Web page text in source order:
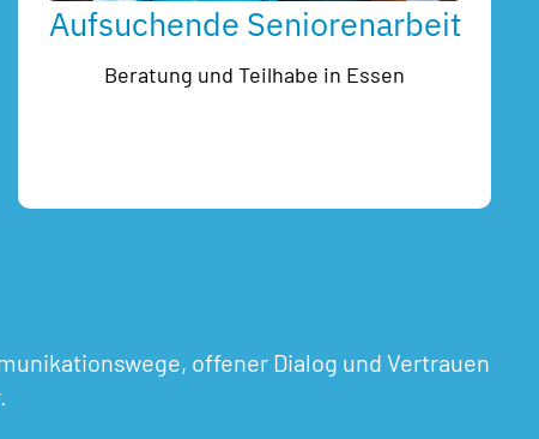
Aufsuchende Seniorenarbeit
Beratung und Teilhabe in Essen
offener Dialog und Vertrauen